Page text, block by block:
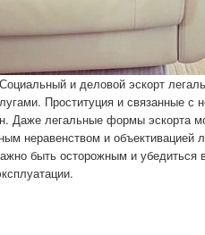
и деловой эскорт
Проституция и связанные с
Даже легальные формы эскорта
неравенством и объективацией
быть осторожным и убедиться